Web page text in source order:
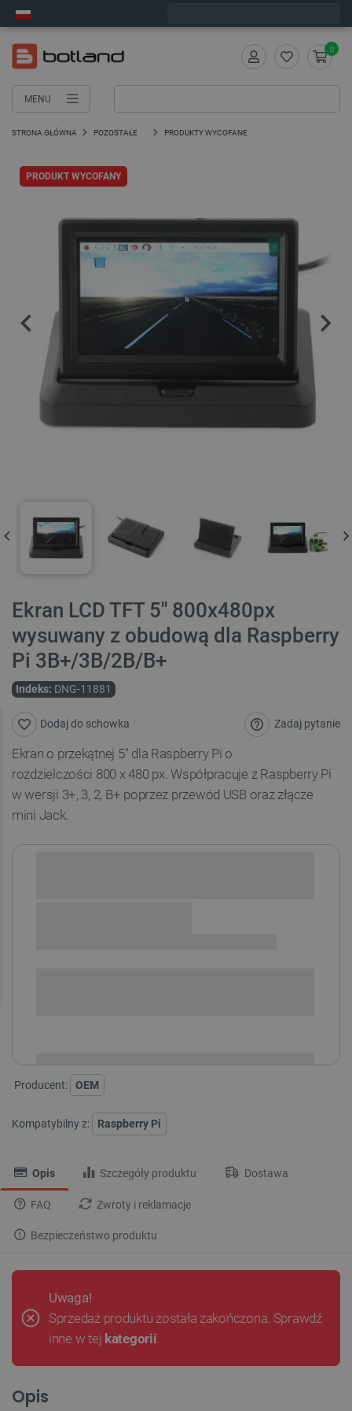
MENU
0
STRONA GŁÓWNA POZOSTAŁE PRODUKTY WYCOFANE
PRODUKT WYCOFANY
Ekran LCD TFT 5'' 800x480px
wysuwany z obudową dla Raspberry
Pi 3B+/3B/2B/B+
Indeks: DNG-11881
Zadaj pytanie
Dodaj do schowka
Ekran o przekątnej 5" dla Raspberry Pi o
rozdzielczości 800 x 480 px. Współpracuje z Raspberry Pi
w wersji 3+, 3, 2, B+ poprzez przewód USB oraz złącze
mini Jack.
Producent: OEM
Kompatybilny z: Raspberry Pi
Opis Szczegóły produktu Dostawa
FAQ Zwroty i reklamacje
Bezpieczeństwo produktu
Uwaga!
Sprzedaż produktu została zakończona. Sprawdź
inne w tej kategorii.
Opis